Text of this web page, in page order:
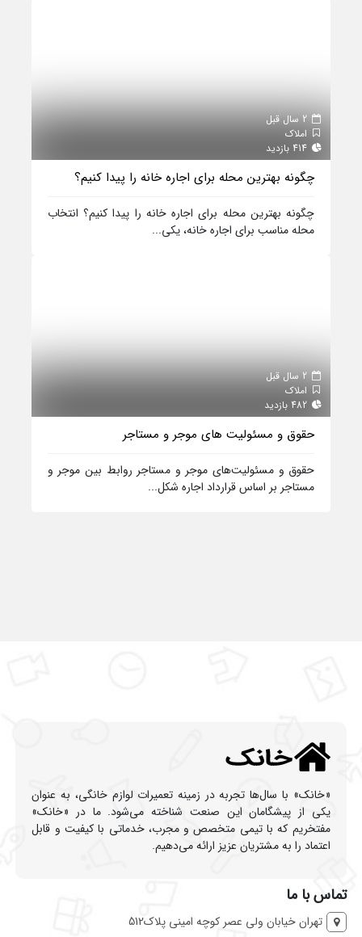
املاک
چگونه بهترین محله برای اجاره خانه را پیدا کنیم؟
چگونه بهترین محله برای اجاره خانه را پیدا کنیم؟ انتخاب
محله مناسب برای اجاره خانه، یکی...
املاک
حقوق و مسئولیت‌ های موجر و مستاجر
حقوق و مسئولیت‌های موجر و مستاجر روابط بین موجر و
مستاجر بر اساس قرارداد اجاره شکل...
«خانک» با سال‌ها تجربه در زمینه تعمیرات لوازم خانگی، به عنوان
یکی از پیشگامان این صنعت شناخته می‌شود. ما در «خانک»
مفتخریم که با تیمی متخصص و مجرب، خدماتی با کیفیت و قابل
اعتماد را به مشتریان عزیز ارائه می‌دهیم.
تماس با ما
تهران خیابان ولی عصر کوچه امینی پلاک512